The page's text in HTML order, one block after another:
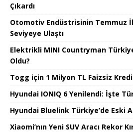
Çıkardı
Otomotiv Endüstrisinin Temmuz
Seviyeye Ulaştı
Elektrikli MINI Countryman
Oldu?
Togg için 1 Milyon TL Faizsiz Kredi
Hyundai IONIQ 6 Yenilendi: İşte
Hyundai Bluelink Türkiye’de Eski
Xiaomi’nın Yeni SUV Aracı Rekor